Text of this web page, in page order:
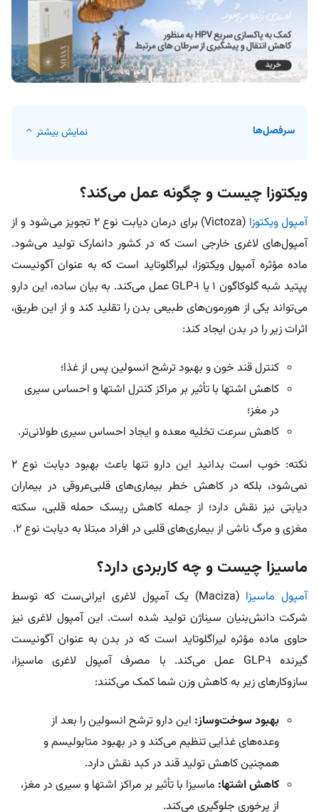
سرفصل‌ها نمایش بیشتر
ویکتوزا چیست و چگونه عمل می‌کند؟
آمپول ویکتوزا
(Victoza) برای درمان دیابت نوع ۲ تجویز می‌شود و از
آمپول‌های لاغری خارجی است که در کشور دانمارک تولید می‌شود.
ماده مؤثره آمپول ویکتوزا، لیراگلوتاید است که به عنوان آگونیست
پپتید شبه گلوکاگون ۱ یا GLP‑1 عمل می‌کند. به بیان ساده، این دارو
می‌تواند یکی از هورمون‌های طبیعی بدن را تقلید کند و از این طریق،
اثرات زیر را در بدن ایجاد کند:
کنترل قند خون و بهبود ترشح انسولین پس از غذا؛
کاهش اشتها با تأثیر بر مراکز کنترل اشتها و احساس سیری
در مغز؛
کاهش سرعت تخلیه معده و ایجاد احساس سیری طولانی‌تر.
نکته: خوب است بدانید این دارو تنها باعث بهبود دیابت نوع ۲
نمی‌شود، بلکه در کاهش خطر بیماری‌های قلبی‌عروقی در بیماران
دیابتی نیز نقش دارد؛ از جمله کاهش ریسک حمله قلبی، سکته
مغزی و مرگ ناشی از بیماری‌های قلبی در افراد مبتلا به دیابت نوع ۲.
ماسیزا چیست و چه کاربردی دارد؟
آمپول ماسیزا
(Maciza) یک آمپول‌ لاغری ایرانی‌ست که توسط
شرکت دانش‌بنیان سیناژن تولید شده است. این آمپول لاغری نیز
حاوی ماده مؤثره لیراگلوتاید است که در بدن به عنوان آگونیست
گیرنده GLP‑1 عمل می‌کند. با مصرف آمپول لاغری ماسیزا،
سازوکارهای زیر به کاهش وزن شما کمک می‌کنند:
بهبود سوخت‌وساز: این دارو ترشح انسولین را بعد از
وعده‌های غذایی تنظیم می‌کند و در بهبود متابولیسم و
همچنین کاهش تولید قند در کبد نقش دارد.
کاهش اشتها: ماسیزا با تأثیر بر مراکز اشتها و سیری در مغز،
از پرخوری جلوگیری می‌کند.